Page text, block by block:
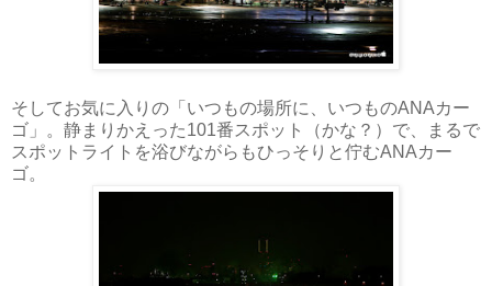
そしてお気に入りの「いつもの場所に、いつものANAカー
ゴ」。静まりかえった101番スポット（かな？）で、まるで
スポットライトを浴びながらもひっそりと佇むANAカー
ゴ。